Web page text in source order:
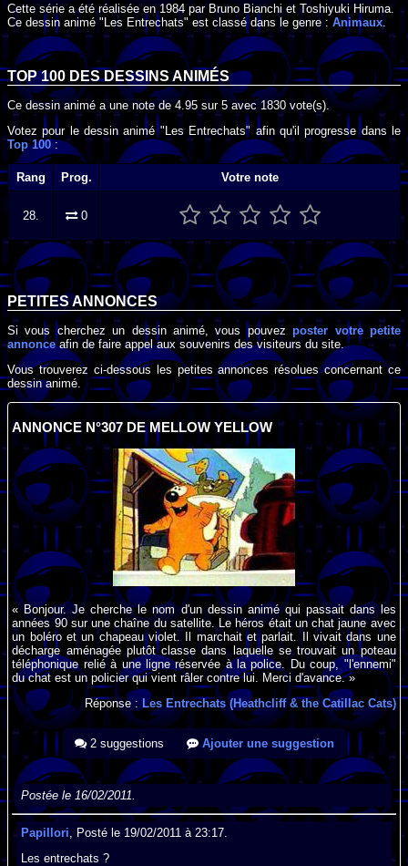
Cette série a été réalisée en1984 parBruno BianchietToshiyuki Hiruma .
Ce dessin animé "Les Entrechats" est classé dans le genre : Animaux
TOP 100 DESDESSINS ANIMÉS
Ce dessin animé a une note de4.95 sur 5 avec1830 vote(s).
Votez pour le dessin animé "Les Entrechats" afin qu'il progresse dans le
Top 100 :
Rang Prog. Votre note
28. 0
PETITES ANNONCES
Si vous cherchez un dessin animé, vous pouvezposter votre petite
annonceafin de faire appel aux souvenirs des visiteurs du site.
Vous trouverez ci-dessous les petites annonces résolues concernant ce
dessin animé.
ANNONCE N°307 DE MELLOW YELLOW
« Bonjour. Je cherche le nom d'un dessin animé qui passait dans les
années 90 sur une chaîne du satellite. Le héros était un chat jaune avec
un boléro et un chapeau violet. Il marchait et parlait. Il vivait dans une
décharge aménagée plutôt classe dans laquelle se trouvait un poteau
téléphonique relié à une ligne réservée à la police. Du coup, "l'ennemi"
du chat est un policier qui vient râler contre lui. Merci d'avance. »
Réponse : Les Entrechats (Heathcliff & the Catillac Cats)
2 suggestions Ajouter une suggestion
Postée le 16/02/2011.
Papillori , Posté le 19/02/2011 à 23:17.
Les entrechats ?